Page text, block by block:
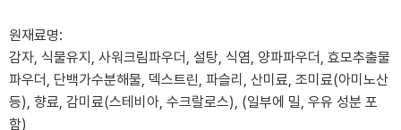
원재료명:
감자, 식물유지, 사워크림파우더, 설탕, 식염, 양파파우더, 효모추출물
파우더, 단백가수분해물, 덱스트린, 파슬리, 산미료, 조미료(아미노산
등), 향료, 감미료(스테비아, 수크랄로스), (일부에 밀, 우유 성분 포
함)